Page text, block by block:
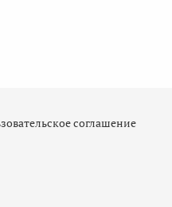
соглашение